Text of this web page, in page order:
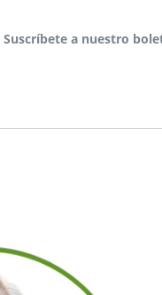
Suscríbete a nuestro